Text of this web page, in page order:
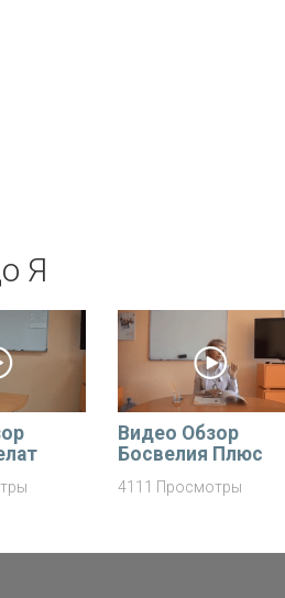
Я
Видео Обзор
Босвелия Плюс
4111 Просмотры